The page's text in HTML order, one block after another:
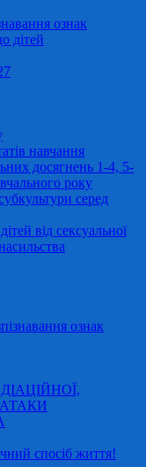
ознак
дітей
навчання
досягнень 1-4, 5-
року
серед
від сексуальної
ознак
АТАКИ
спосіб життя!